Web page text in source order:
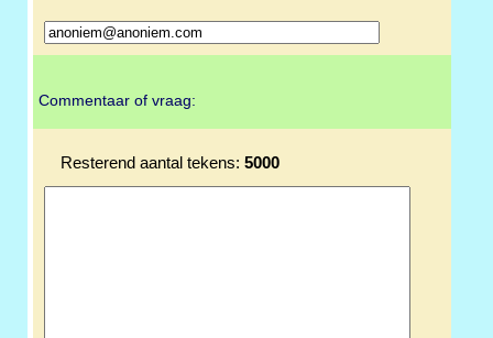
Commentaar of vraag:
Resterend aantal tekens: 5000